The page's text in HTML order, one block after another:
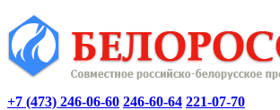
+7 (473) 246-06-60 246-60-64 221-07-70